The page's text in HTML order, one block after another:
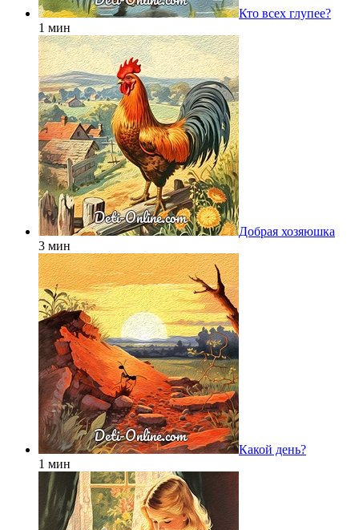
Кто всех глупее?
1 мин
Добрая хозяюшка
3 мин
Какой день?
1 мин